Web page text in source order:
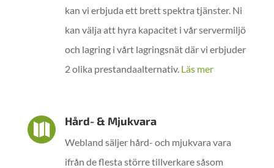
kan vi erbjuda ett brett spektra tjänster. Ni
kan välja att hyra kapacitet i vår servermiljö
och lagring i vårt lagringsnät där vi erbjuder
2 olika prestandaalternativ. Läs mer
 Hård- & Mjukvara
Webland säljer hård- och mjukvara vara
ifrån de flesta större tillverkare såsom